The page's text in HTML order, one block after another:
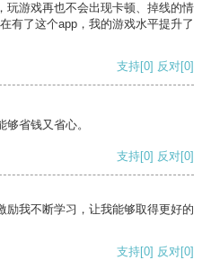
玩游戏再也不会出现卡顿、掉线的情
有了这个app，我的游戏水平提升了
支持[0] 反对[0]
省钱又省心。
支持[0] 反对[0]
励我不断学习，让我能够取得更好的
支持[0] 反对[0]